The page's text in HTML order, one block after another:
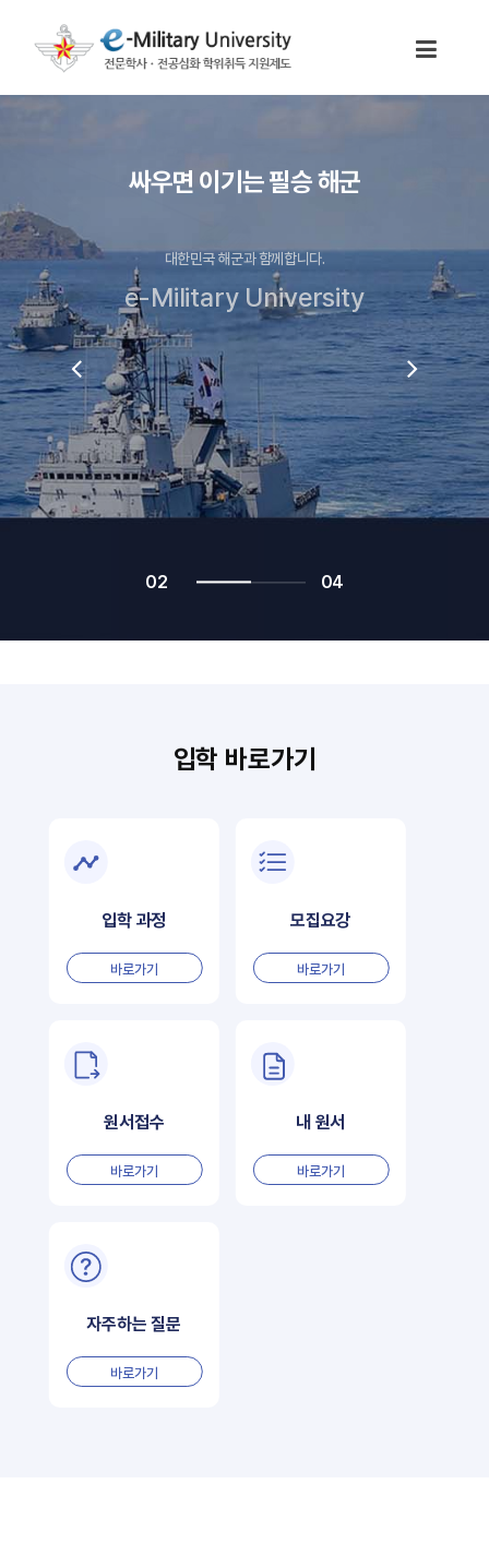
싸우면 이기는 필승 해군
대한민국 해군과 함께합니다.
e-Military University
02 04
입학 바로가기
입학 과정
바로가기
모집요강
바로가기
원서접수
바로가기
내 원서
바로가기
자주하는 질문
바로가기